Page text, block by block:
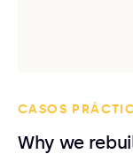
CASOS
Why we